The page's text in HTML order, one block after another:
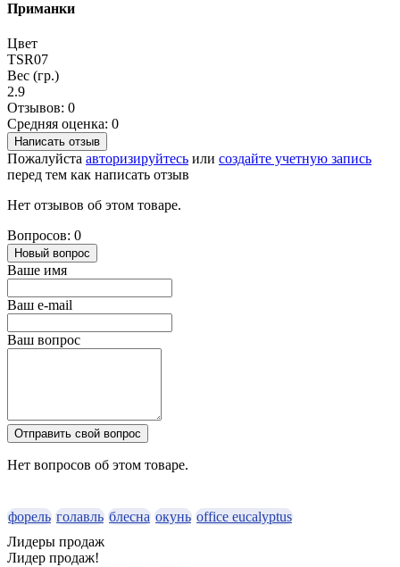
Приманки
Цвет
TSR07
Вес (гр.)
2.9
Отзывов: 0
Средняя оценка: 0
Написать отзыв
Пожалуйста авторизируйтесь или создайте учетную запись
перед тем как написать отзыв
Нет отзывов об этом товаре.
Вопросов: 0
Новый вопрос
Ваше имя
Ваш e-mail
Ваш вопрос
Отправить свой вопрос
Нет вопросов об этом товаре.
форель голавль блесна окунь office eucalyptus
Лидеры продаж
Лидер продаж!